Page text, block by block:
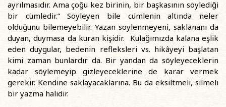
ayrılmasıdır. Ama çoğu kez birinin, bir başkasının söylediği
bir cümledir.” Söyleyen bile cümlenin altında neler
olduğunu bilemeyebilir. Yazan söylenmeyeni, saklananı da
duyan, duymasa da kuran kişidir. Kulağımızda kalana eşlik
eden duygular, bedenin refleksleri vs. hikâyeyi başlatan
kimi zaman bunlardır da. Bir yandan da söyleyeceklerin
kadar söylemeyip gizleyeceklerine de karar vermek
gerekir. Kendine saklayacaklarına. Bu da eksiltmeli, silmeli
bir yazma halidir.